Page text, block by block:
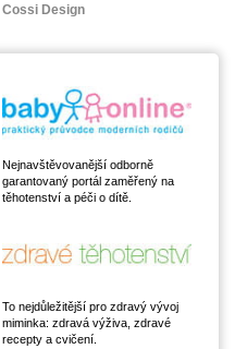
Cossi Design
Nejnavštěvovanější odborně
garantovaný portál zaměřený na
těhotenství a péči o dítě.
To nejdůležitější pro zdravý vývoj
miminka: zdravá výživa, zdravé
recepty a cvičení.